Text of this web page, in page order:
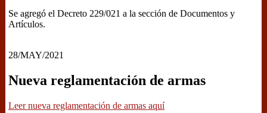
Se agregó el Decreto 229/021 a la sección de Documentos y
Artículos.
28/MAY/2021
Nueva reglamentación de armas
Leer nueva reglamentación de armas aquí